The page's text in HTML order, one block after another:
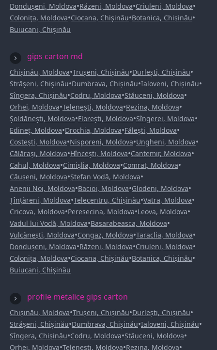
Dondușeni, Moldova•Răzeni, Moldova•Criuleni, Moldova•
Colonița, Moldova•Ciocana, Chișinău•Botanica, Chișinău•
Buiucani, Chișinău
gips carton md
Chișinău, Moldova•Trușeni, Chișinău•Durlești, Chișinău•
Strășeni, Chișinău•Dumbrava, Chișinău•Ialoveni, Chișinău•
Sîngera, Chișinău•Codru, Moldova•Stăuceni, Moldova•
Orhei, Moldova•Telenești, Moldova•Rezina, Moldova•
Șoldănești, Moldova•Florești, Moldova•Sîngerei, Moldova•
Edineț, Moldova•Drochia, Moldova•Fălești, Moldova•
Costești, Moldova•Nisporeni, Moldova•Ungheni, Moldova•
Călărași, Moldova•Hîncești, Moldova•Cantemir, Moldova•
Cahul, Moldova•Cimișlia, Moldova•Comrat, Moldova•
Căușeni, Moldova•Ștefan Vodă, Moldova•
Anenii Noi, Moldova•Bacioi, Moldova•Glodeni, Moldova•
Țînțăreni, Moldova•Telecentru, Chișinău•Vatra, Moldova•
Cricova, Moldova•Peresecina, Moldova•Leova, Moldova•
Vadul lui Vodă, Moldova•Basarabeasca, Moldova•
Vulcănești, Moldova•Congaz, Moldova•Taraclia, Moldova•
Dondușeni, Moldova•Răzeni, Moldova•Criuleni, Moldova•
Colonița, Moldova•Ciocana, Chișinău•Botanica, Chișinău•
Buiucani, Chișinău
profile metalice gips carton
Chișinău, Moldova•Trușeni, Chișinău•Durlești, Chișinău•
Strășeni, Chișinău•Dumbrava, Chișinău•Ialoveni, Chișinău•
Sîngera, Chișinău•Codru, Moldova•Stăuceni, Moldova•
Orhei, Moldova•Telenești, Moldova•Rezina, Moldova•